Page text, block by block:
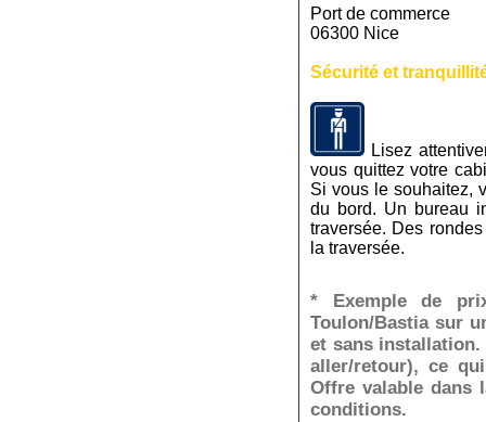
Port de commerce
06300 Nice
Sécurité et
Lisez
vous quittez votre
Si vous le souhaitez,
du bord. Un bureau
traversée. Des
la traversée.
* Exemple de
Toulon/Bastia sur
et sans installation.
aller/retour), ce
Offre valable dans
conditions.